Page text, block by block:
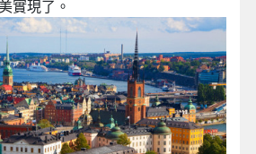
實現了。